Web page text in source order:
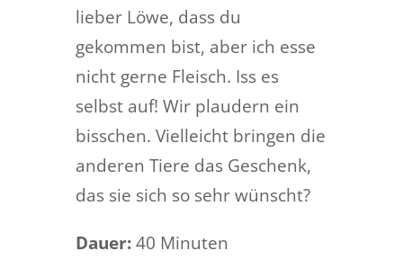
lieber Löwe, dass du
gekommen bist, aber ich esse
nicht gerne Fleisch. Iss es
selbst auf! Wir plaudern ein
bisschen. Vielleicht bringen die
anderen Tiere das Geschenk,
das sie sich so sehr wünscht?
Dauer: 40 Minuten